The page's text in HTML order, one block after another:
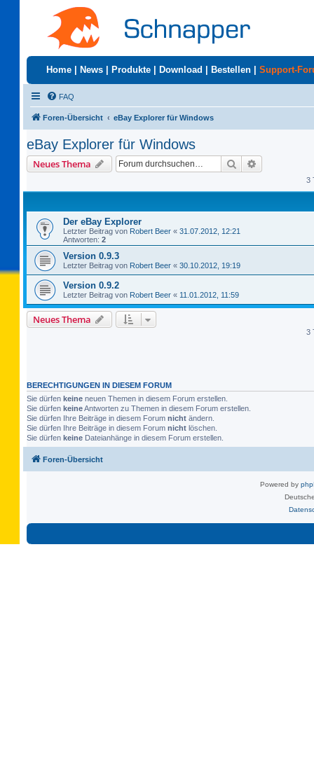
Home News Produkte Download Bestellen Support-
FAQ
Foren-Übersicht eBay Explorer für Windows
eBay Explorer für Windows
Neues Thema Suche
3
Der eBay Explorer
Letzter Beitrag von Robert Beer « 31.07.2012, 12:21
Antworten: 2
Version 0.9.3
Letzter Beitrag von Robert Beer « 30.10.2012, 19:19
Version 0.9.2
Letzter Beitrag von Robert Beer « 11.01.2012, 11:59
Neues Thema
3
BERECHTIGUNGEN IN DIESEM FORUM
Sie dürfen keine neuen Themen in diesem Forum erstellen.
Sie dürfen keineAntworten zu Themen in diesem Forum erstellen.
Sie dürfen Ihre Beiträge in diesem Forum nicht ändern.
Sie dürfen Ihre Beiträge in diesem Forum nicht löschen.
Sie dürfen keine Dateianhänge in diesem Forum erstellen.
Foren-Übersicht
Powered by